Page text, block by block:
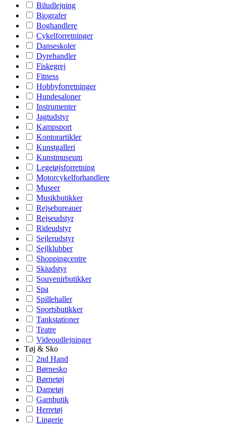
Biludlejning
Biografer
Boghandlere
Cykelforretninger
Danseskoler
Dyrehandler
Fiskegrej
Fitness
Hobbyforretninger
Hundesaloner
Instrumenter
Jagtudstyr
Kampsport
Kontorartikler
Kunstgalleri
Kunstmuseum
Legetøjsforretning
Motorcykelforhandlere
Museer
Musikbutikker
Rejsebureauer
Rejseudstyr
Rideudstyr
Sejlerudstyr
Sejlklubber
Shoppingcentre
Skiudstyr
Souvenirbutikker
Spa
Spillehaller
Sportsbutikker
Tankstationer
Teatre
Videoudlejninger
Tøj & Sko
2nd Hand
Børnesko
Børnetøj
Dametøj
Garnbutik
Herretøj
Lingerie